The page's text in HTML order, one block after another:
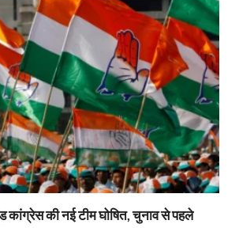
कांग्रेस की नई टीम घोषित, चुनाव से पहले